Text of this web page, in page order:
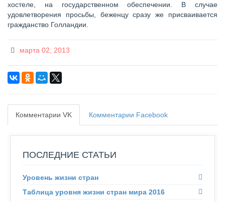
хостеле, на государственном обеспечении. В случае
удовлетворения просьбы, беженцу сразу же присваивается
гражданство Голландии.
марта 02, 2013
Комментарии VK Комментарии Facebook
ПОСЛЕДНИЕ СТАТЬИ
Уровень жизни стран
Таблица уровня жизни стран мира 2016